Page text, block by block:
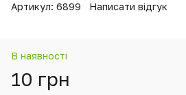
Артикул: 6899 Написати відгук
В наявності
10 грн